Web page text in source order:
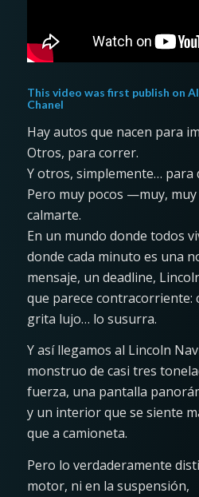
This video was first publish on
Chanel
Hay autos que nacen para
Otros, para correr.
Y otros, simplemente… para
Pero muy pocos —muy,
calmarte.
En un mundo donde todos
donde cada minuto es una
mensaje, un deadline,
que parece contracorriente:
grita lujo… lo susurra.
Y así llegamos al Lincoln
monstruo de casi tres
fuerza, una pantalla
y un interior que se siente
que a camioneta.
Pero lo verdaderamente
motor, ni en la suspensión,